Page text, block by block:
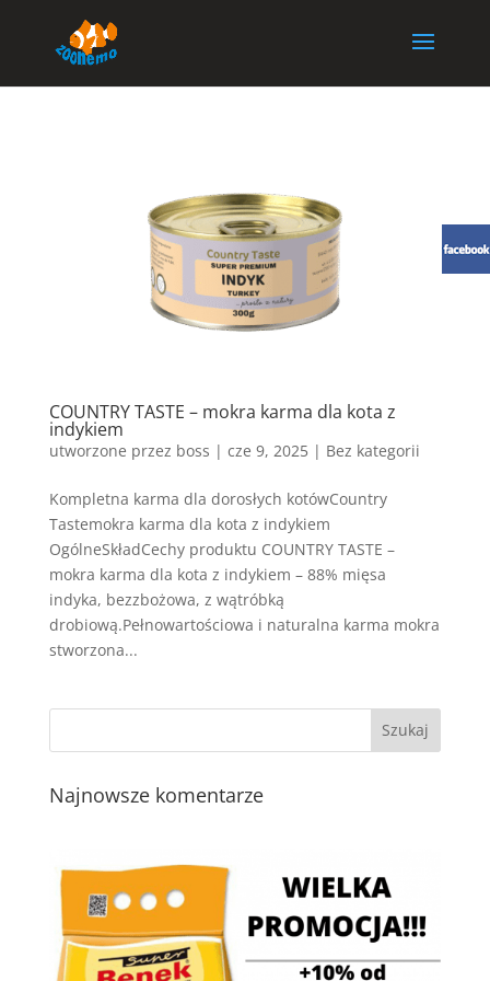
COUNTRY TASTE – mokra karma dla kota z
indykiem
utworzone przez boss | cze 9, 2025| Bez kategorii
Kompletna karma dla dorosłych kotówCountry
Tastemokra karma dla kota z indykiem
OgólneSkładCechy produktu COUNTRY TASTE –
mokra karma dla kota z indykiem – 88% mięsa
indyka, bezzbożowa, z wątróbką
drobiową.Pełnowartościowa i naturalna karma mokra
stworzona...
Najnowsze komentarze